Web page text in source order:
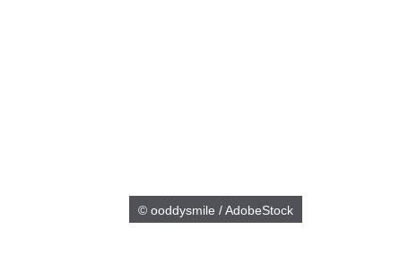
© ooddysmile / AdobeStock